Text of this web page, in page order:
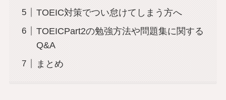
TOEIC対策でつい怠けてしまう方へ
TOEICPart2の勉強方法や問題集に関する
Q&A
まとめ